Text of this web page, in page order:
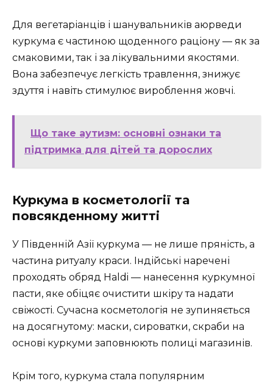
Для вегетаріанців і шанувальників аюрведи
куркума є частиною щоденного раціону — як за
смаковими, так і за лікувальними якостями.
Вона забезпечує легкість травлення, знижує
здуття і навіть стимулює вироблення жовчі.
Що таке аутизм: основні ознаки та
підтримка для дітей та дорослих
Куркума в косметології та
повсякденному житті
У Південній Азії куркума — не лише пряність, а
частина ритуалу краси. Індійські наречені
проходять обряд Haldi — нанесення куркумної
пасти, яке обіцяє очистити шкіру та надати
свіжості. Сучасна косметологія не зупиняється
на досягнутому: маски, сироватки, скраби на
основі куркуми заповнюють полиці магазинів.
Крім того, куркума стала популярним